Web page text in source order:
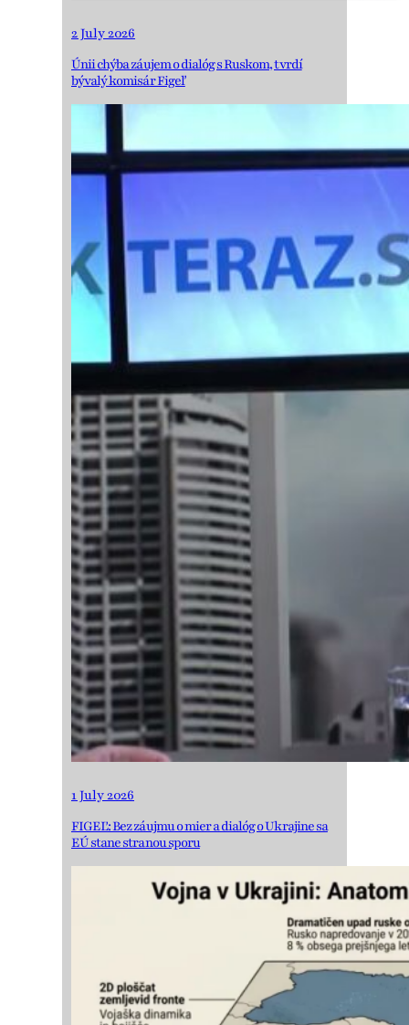
2 July 2026
Únii chýba záujem o dialóg s Ruskom, tvrdí
bývalý komisár Figeľ
1 July 2026
FIGEĽ: Bez záujmu o mier a dialóg o Ukrajine sa
EÚ stane stranou sporu